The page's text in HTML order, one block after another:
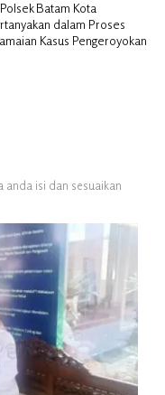
Batam Kota
dalam Proses
Kasus Pengeroyokan
anda isi dan sesuaikan